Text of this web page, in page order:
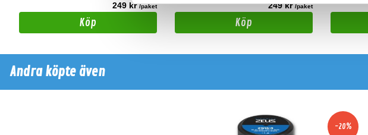
249 kr/paket
Köp
249 kr/paket
Köp
Andra köpte även
-20%